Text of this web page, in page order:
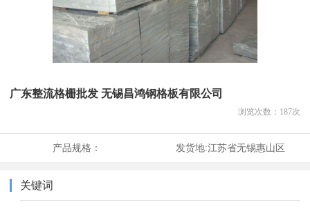
广东整流格栅批发 无锡昌鸿钢格板有限公司
浏览次数： 187次
产品规格： 发货地:江苏省无锡惠山区
关键词